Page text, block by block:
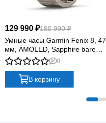
129 990 ₽180 990 ₽
Умные часы Garmin Fenix 8, 47
мм, AMOLED, Sapphire bare
Titanium, graphite with titanium
band plus graphite silicone band
0
В корзину